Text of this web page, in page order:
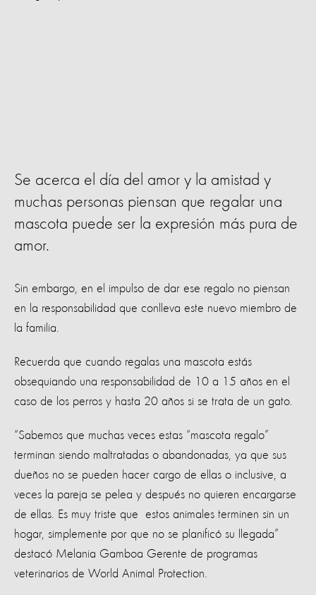
Se acerca el día del amor y la amistad y
muchas personas piensan que regalar una
mascota puede ser la expresión más pura de
amor.
Sin embargo, en el impulso de dar ese regalo no piensan
en la responsabilidad que conlleva este nuevo miembro de
la familia.
Recuerda que cuando regalas una mascota estás
obsequiando una responsabilidad de 10 a 15 años en el
caso de los perros y hasta 20 años si se trata de un gato.
“Sabemos que muchas veces estas “mascota regalo”
terminan siendo maltratadas o abandonadas, ya que sus
dueños no se pueden hacer cargo de ellas o inclusive, a
veces la pareja se pelea y después no quieren encargarse
de ellas. Es muy triste que estos animales terminen sin un
hogar, simplemente por que no se planificó su llegada”
destacó Melania Gamboa Gerente de programas
veterinarios de World Animal Protection.